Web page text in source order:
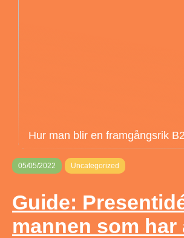
Hur man blir en framgångsrik
05/05/2022 Uncategorized
Guide:
mannen som har